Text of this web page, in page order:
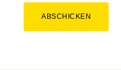
ABSCHICKEN